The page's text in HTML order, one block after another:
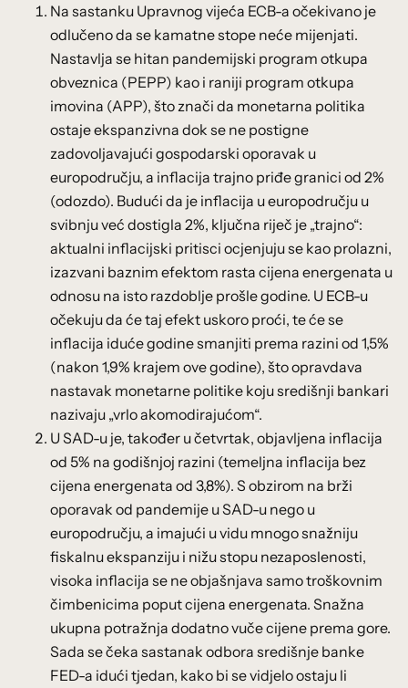
Na sastanku Upravnog vijeća ECB-a očekivano je
odlučeno da se kamatne stope neće mijenjati.
Nastavlja se hitan pandemijski program otkupa
obveznica (PEPP) kao i raniji program otkupa
imovina (APP), što znači da monetarna politika
ostaje ekspanzivna dok se ne postigne
zadovoljavajući gospodarski oporavak u
europodručju, a inflacija trajno priđe granici od 2%
(odozdo). Budući da je inflacija u europodručju u
svibnju već dostigla 2%, ključna riječ je „trajno“:
aktualni inflacijski pritisci ocjenjuju se kao prolazni,
izazvani baznim efektom rasta cijena energenata u
odnosu na isto razdoblje prošle godine. U ECB-u
očekuju da će taj efekt uskoro proći, te će se
inflacija iduće godine smanjiti prema razini od 1,5%
(nakon 1,9% krajem ove godine), što opravdava
nastavak monetarne politike koju središnji bankari
nazivaju „vrlo akomodirajućom“.
U SAD-u je, također u četvrtak, objavljena inflacija
od 5% na godišnjoj razini (temeljna inflacija bez
cijena energenata od 3,8%). S obzirom na brži
oporavak od pandemije u SAD-u nego u
europodručju, a imajući u vidu mnogo snažniju
fiskalnu ekspanziju i nižu stopu nezaposlenosti,
visoka inflacija se ne objašnjava samo troškovnim
čimbenicima poput cijena energenata. Snažna
ukupna potražnja dodatno vuče cijene prema gore.
Sada se čeka sastanak odbora središnje banke
FED-a idući tjedan, kako bi se vidjelo ostaju li